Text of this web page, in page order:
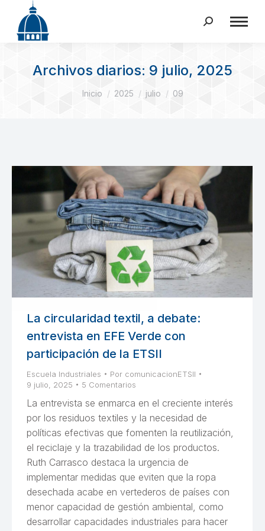
Buscar:
Archivos diarios: 9 julio, 2025
Estás aquí:
Inicio 2025 julio 09
La circularidad textil, a debate:
entrevista en EFE Verde con
participación de la ETSII
Escuela Industriales Por comunicacionETSII
9 julio, 2025
5 Comentarios
La entrevista se enmarca en el creciente interés
por los residuos textiles y la necesidad de
políticas efectivas que fomenten la reutilización,
el reciclaje y la trazabilidad de los productos.
Ruth Carrasco destaca la urgencia de
implementar medidas que eviten que la ropa
desechada acabe en vertederos de países con
menor capacidad de gestión ambiental, como
desarrollar capacidades industriales para hacer